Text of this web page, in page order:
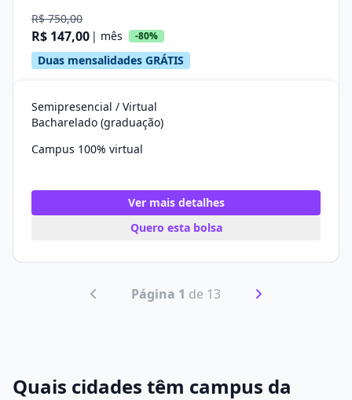
R$ 750,00
R$ 147,00 | mês -80%
Duas mensalidades GRÁTIS
Semipresencial / Virtual
Bacharelado (graduação)
Campus 100% virtual
Ver mais detalhes
Quero esta bolsa
Página 1 de 13
Quais cidades têm campus da